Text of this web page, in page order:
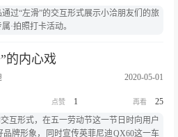
过“左滑”的交互形式展示小洽朋友们的旅
·拍照打卡活动。
的内心戏
2020-05-01
1
25
互形式，在五一劳动节这一节日时向用户
牌形象，同时宣传英菲尼迪QX60这一车